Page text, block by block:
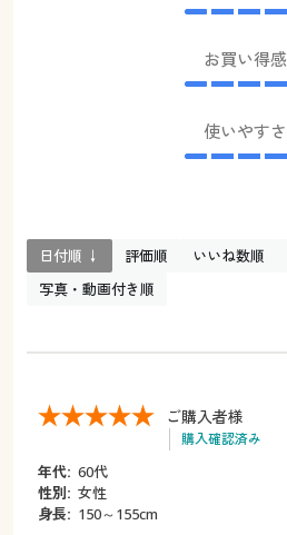
お買い得感
使いやすさ
日付順 ↓ 評価順 いいね数順
写真・動画付き順
ご購入者様
購入確認済み
年代: 60代
性別: 女性
身長: 150～155cm